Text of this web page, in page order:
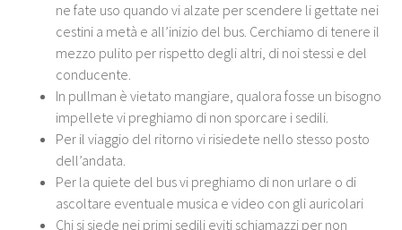
ne fate uso quando vi alzate per scendere li gettate nei
cestini a metà e all’inizio del bus. Cerchiamo di tenere il
mezzo pulito per rispetto degli altri, di noi stessi e del
conducente.
In pullman è vietato mangiare, qualora fosse un bisogno
impellete vi preghiamo di non sporcare i sedili.
Per il viaggio del ritorno vi risiedete nello stesso posto
dell’andata.
Per la quiete del bus vi preghiamo di non urlare o di
ascoltare eventuale musica e video con gli auricolari
Chi si siede nei primi sedili eviti schiamazzi per non